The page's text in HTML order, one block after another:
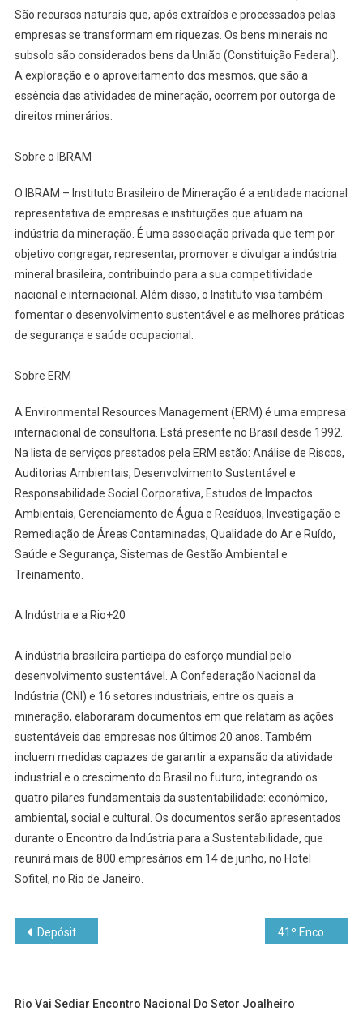
São recursos naturais que, após extraídos e processados pelas
empresas se transformam em riquezas. Os bens minerais no
subsolo são considerados bens da União (Constituição Federal).
A exploração e o aproveitamento dos mesmos, que são a
essência das atividades de mineração, ocorrem por outorga de
direitos minerários.
Sobre o IBRAM
O IBRAM – Instituto Brasileiro de Mineração é a entidade nacional
representativa de empresas e instituições que atuam na
indústria da mineração. É uma associação privada que tem por
objetivo congregar, representar, promover e divulgar a indústria
mineral brasileira, contribuindo para a sua competitividade
nacional e internacional. Além disso, o Instituto visa também
fomentar o desenvolvimento sustentável e as melhores práticas
de segurança e saúde ocupacional.
Sobre ERM
A Environmental Resources Management (ERM) é uma empresa
internacional de consultoria. Está presente no Brasil desde 1992.
Na lista de serviços prestados pela ERM estão: Análise de Riscos,
Auditorias Ambientais, Desenvolvimento Sustentável e
Responsabilidade Social Corporativa, Estudos de Impactos
Ambientais, Gerenciamento de Água e Resíduos, Investigação e
Remediação de Áreas Contaminadas, Qualidade do Ar e Ruído,
Saúde e Segurança, Sistemas de Gestão Ambiental e
Treinamento.
A Indústria e a Rio+20
A indústria brasileira participa do esforço mundial pelo
desenvolvimento sustentável. A Confederação Nacional da
Indústria (CNI) e 16 setores industriais, entre os quais a
mineração, elaboraram documentos em que relatam as ações
sustentáveis das empresas nos últimos 20 anos. Também
incluem medidas capazes de garantir a expansão da atividade
industrial e o crescimento do Brasil no futuro, integrando os
quatro pilares fundamentais da sustentabilidade: econômico,
ambiental, social e cultural. Os documentos serão apresentados
durante o Encontro da Indústria para a Sustentabilidade, que
reunirá mais de 800 empresários em 14 de junho, no Hotel
Sofitel, no Rio de Janeiro.
Navegação
Post
Depósitos de Minério de Ferro e de Titânio descobertos em Tete, Moçambique
Rio Vai Sediar Encontro Nacional Do Setor Joalheiro